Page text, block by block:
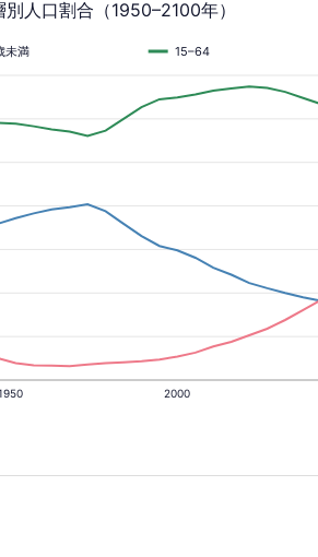
別人口割合（1950–2100年）
2000
未満 15–64